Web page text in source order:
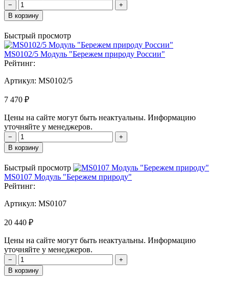
−
+
В корзину
Быстрый просмотр
MS0102/5 Модуль "Бережем природу России"
Рейтинг:
Артикул: MS0102/5
7 470 ₽
Цены на сайте могут быть неактуальны. Информацию
уточняйте у менеджеров.
−
+
В корзину
Быстрый просмотр
MS0107 Модуль "Бережем природу"
Рейтинг:
Артикул: MS0107
20 440 ₽
Цены на сайте могут быть неактуальны. Информацию
уточняйте у менеджеров.
−
+
В корзину